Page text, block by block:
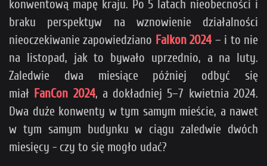
konwentową mapę kraju. Po 5 latach nieobecności i
braku perspektyw na wznowienie działalności
nieoczekiwanie zapowiedziano Falkon 2024 – i to nie
na listopad, jak to bywało uprzednio, a na luty.
Zaledwie dwa miesiące później odbyć się
miał FanCon 2024, a dokładniej 5–7 kwietnia 2024.
Dwa duże konwenty w tym samym mieście, a nawet
w tym samym budynku w ciągu zaledwie dwóch
miesięcy - czy to się mogło udać?